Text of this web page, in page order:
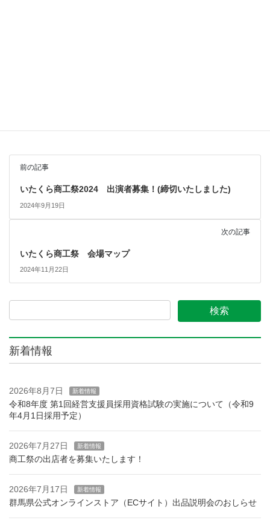
前の記事
いたくら商工祭2024 出演者募集！(締切いたしました)
2024年9月19日
次の記事
いたくら商工祭 会場マップ
2024年11月22日
新着情報
2026年8月7日 新着情報
令和8年度 第1回経営支援員採用資格試験の実施について（令和9
年4月1日採用予定）
2026年7月27日 新着情報
商工祭の出店者を募集いたします！
2026年7月17日 新着情報
群馬県公式オンラインストア（ECサイト）出品説明会のおしらせ